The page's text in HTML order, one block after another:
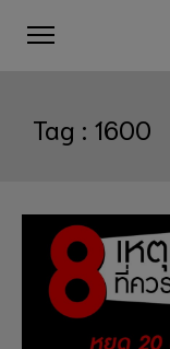
Tag : 1600